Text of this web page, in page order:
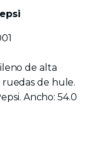
de alta
de hule.
Ancho: 54.0